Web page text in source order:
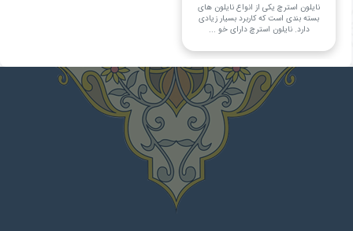
نایلون استرچ یکی از انواع نایلون های
بسته بندی است که کاربرد بسیار زیادی
دارد. نایلون استرچ دارای خو ...